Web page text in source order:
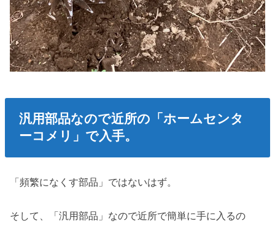
汎用部品なので近所の「ホームセンタ
ーコメリ」で入手。
「頻繁になくす部品」ではないはず。
そして、「汎用部品」なので近所で簡単に手に入るの